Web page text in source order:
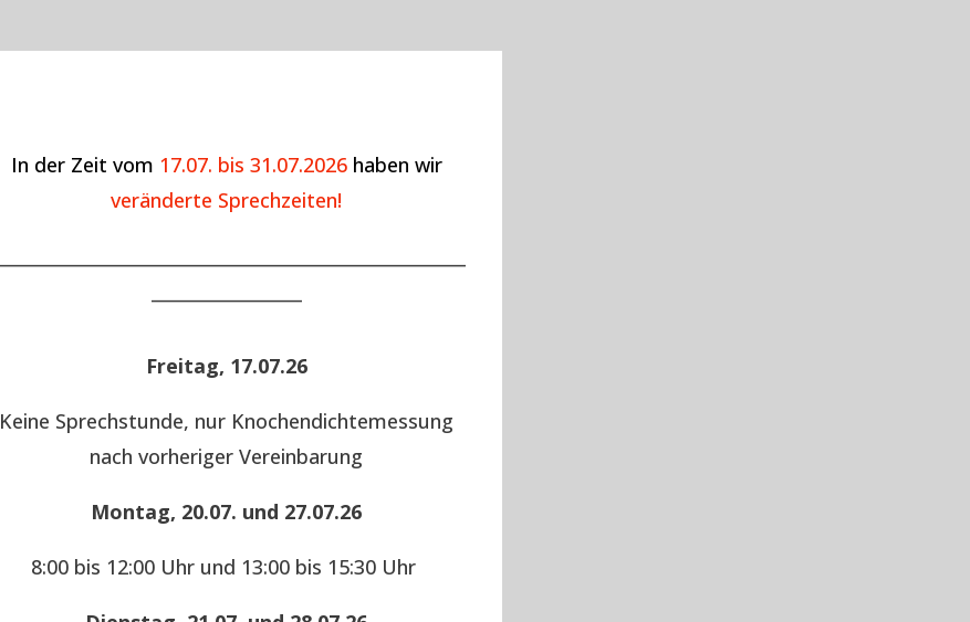
In der Zeit vom 17.07. bis 31.07.2026 haben wir
veränderte Sprechzeiten!
Freitag, 17.07.26
Keine Sprechstunde, nur Knochendichtemessung
nach vorheriger Vereinbarung
Montag, 20.07. und 27.07.26
8:00 bis 12:00 Uhr und 13:00 bis 15:30 Uhr